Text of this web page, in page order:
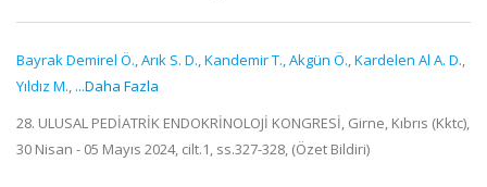
Bayrak Demirel Ö.,Arık S. D.,Kandemir T.,Akgün Ö.,Kardelen Al A. D.,
Yıldız M., ...Daha Fazla
28. ULUSAL PEDİATRİK ENDOKRİNOLOJİ KONGRESİ, Girne, Kıbrıs (Kktc),
30 Nisan - 05 Mayıs 2024, cilt.1, ss.327-328, (Özet Bildiri)